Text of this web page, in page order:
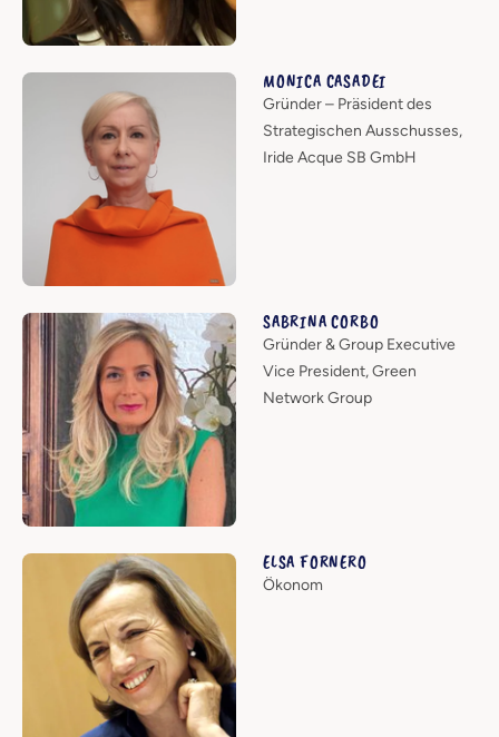
MONICA CASADEI
Gründer – Präsident des
Strategischen Ausschusses,
Iride Acque SB GmbH
SABRINA CORBO
Gründer & Group Executive
Vice President, Green
Network Group
ELSA FORNERO
Ökonom